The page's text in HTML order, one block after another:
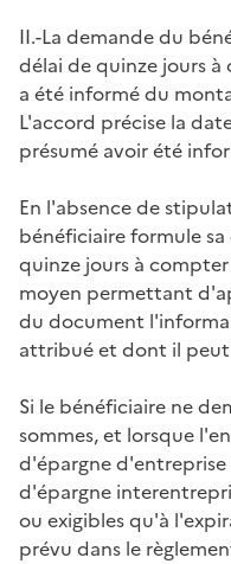
II.-La demande du
délai de quinze jours
a été informé du
L'accord précise la
présumé avoir été
En l'absence de
bénéficiaire formule
quinze jours à
moyen permettant
du document
attribué et dont il
Si le bénéficiaire ne
sommes, et lorsque
d'épargne d'entreprise
d'épargne
ou exigibles qu'à
prévu dans le